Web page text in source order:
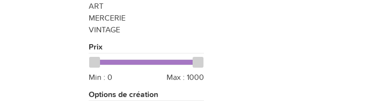
ART
MERCERIE
VINTAGE
Prix
Min : 0 Max : 1000
Options de création